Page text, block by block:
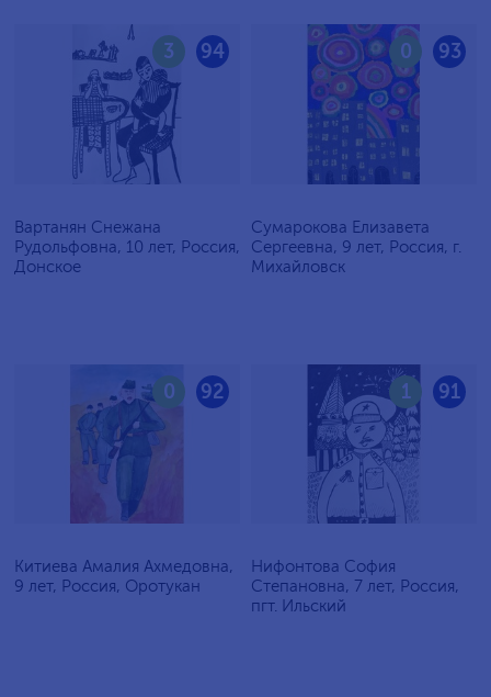
94
3
Вартанян Снежана
Рудольфовна, 10 лет, Россия,
Донское
93
0
Сумарокова Елизавета
Сергеевна, 9 лет, Россия, г.
Михайловск
92
0
Китиева Амалия Ахмедовна,
9 лет, Россия, Оротукан
91
1
Нифонтова София
Степановна, 7 лет, Россия,
пгт. Ильский